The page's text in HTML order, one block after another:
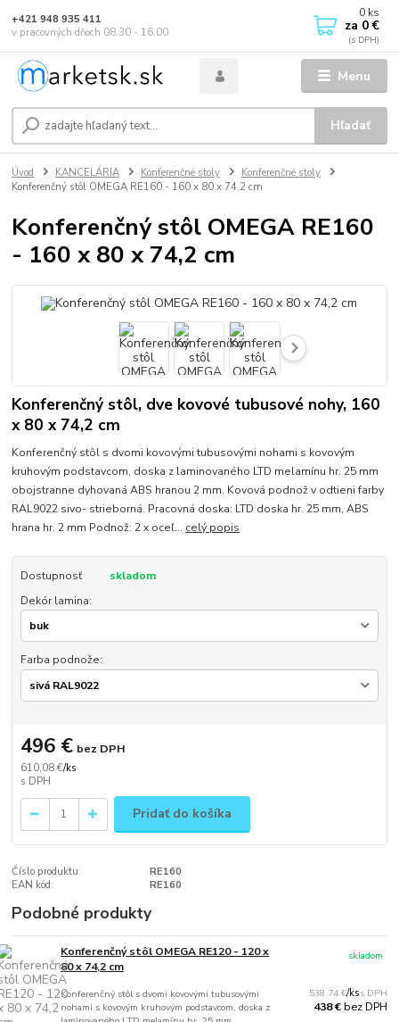
Menu
Hľadať
+421 948 935 411
v pracovných dňoch 08.30 - 16.00
0 ks
za 0 €
Úvod KANCELÁRIA Konferenčné stoly
Konferenčné stoly
Konferenčný stôl OMEGA RE160 - 160 x 80 x 74,2 cm
Konferenčný stôl OMEGA RE160
- 160 x 80 x 74,2 cm
Konferenčný stôl, dve kovové tubusové nohy, 160
x 80 x 74,2 cm
Konferenčný stôl s dvomi kovovými tubusovými nohami s kovovým
kruhovým podstavcom, doska z laminovaného LTD melamínu hr. 25 mm
obojstranne dyhovaná ABS hranou 2 mm. Kovová podnož v odtieni farby
RAL9022 sivo- strieborná. Pracovná doska: LTD doska hr. 25 mm, ABS
hrana hr. 2 mm Podnož: 2 x oceľ... celý popis
Dostupnosť
skladom
Dekór lamina:
Farba podnože:
610,08 €/ks
496 € bez DPH
Pridať do košíka
Číslo produktu:
RE160
EAN kód:
RE160
Podobné produkty
Konferenčný stôl OMEGA RE120 - 120 x
80 x 74,2 cm
Konferenčný stôl s dvomi kovovými tubusovými
nohami s kovovým kruhovým podstavcom, doska z
538,74 €/ks
438 €bez DPH
skladom